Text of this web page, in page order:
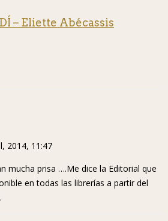
– Eliette Abécassis
2014, 11:47
mucha prisa ….Me dice la Editorial que
en todas las librerías a partir del